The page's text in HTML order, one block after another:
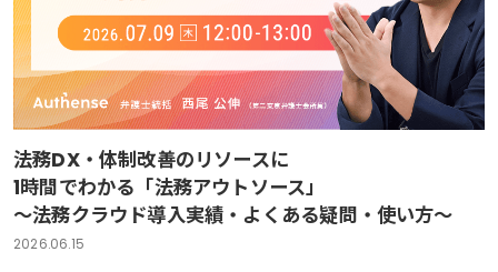
法務DX・体制改善のリソースに
1時間でわかる「法務アウトソース」
～法務クラウド導入実績・よくある疑問・使い方～
2026.06.15